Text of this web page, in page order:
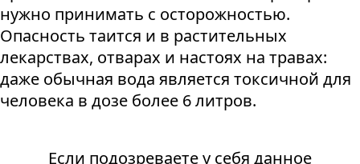
нужно принимать с осторожностью.
Опасность таится и в растительных
лекарствах, отварах и настоях на травах:
даже обычная вода является токсичной для
человека в дозе более 6 литров.
Если подозреваете у себя данное